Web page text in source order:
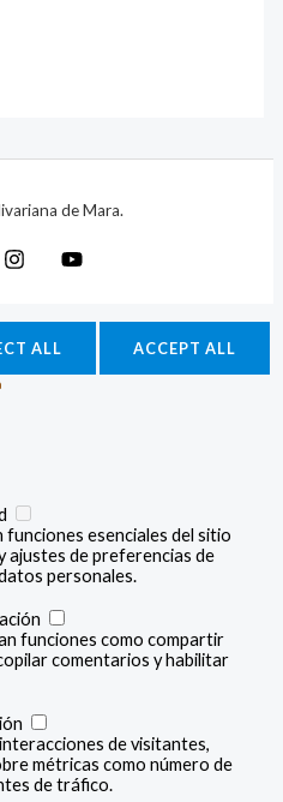
de Mara.
ALL ACCEPT ALL
esenciales del sitio
ajustes de preferencias de
personales.
funciones como compartir
comentarios y habilitar
de visitantes,
métricas como número de
de tráfico.